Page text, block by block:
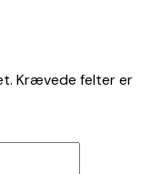
Krævede felter er